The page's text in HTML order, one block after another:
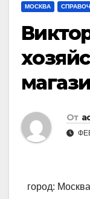
МОСКВА
От
город: Москва